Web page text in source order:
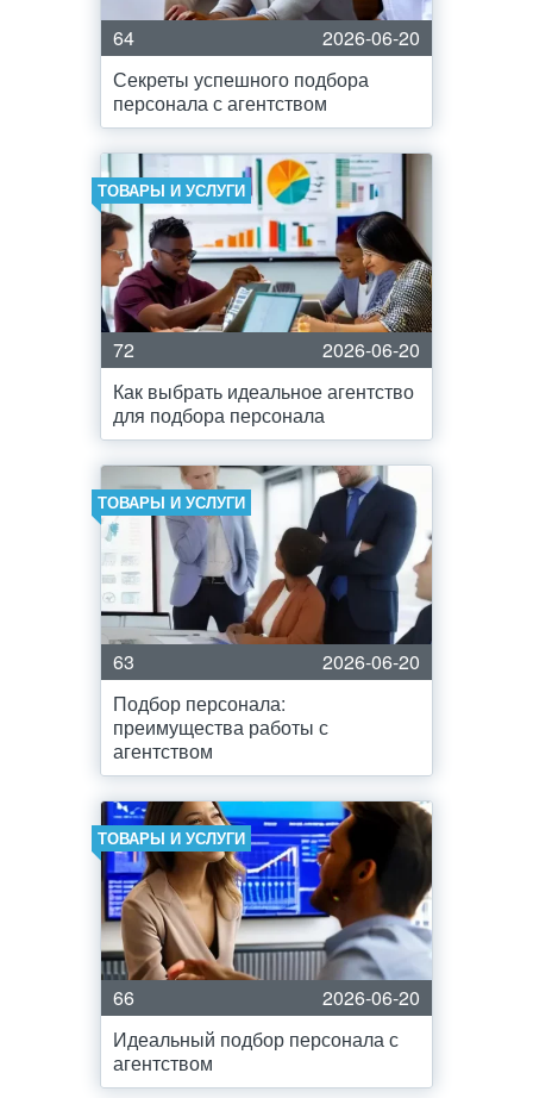
64
2026-06-20
Секреты успешного подбора
персонала с агентством
ТОВАРЫ И УСЛУГИ
72
2026-06-20
Как выбрать идеальное агентство
для подбора персонала
ТОВАРЫ И УСЛУГИ
63
2026-06-20
Подбор персонала:
преимущества работы с
агентством
ТОВАРЫ И УСЛУГИ
66
2026-06-20
Идеальный подбор персонала с
агентством